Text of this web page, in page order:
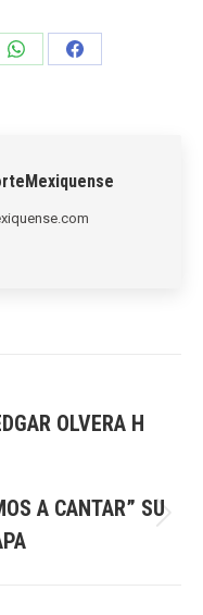
Share
Share
OLVERA H
A CANTAR” SU